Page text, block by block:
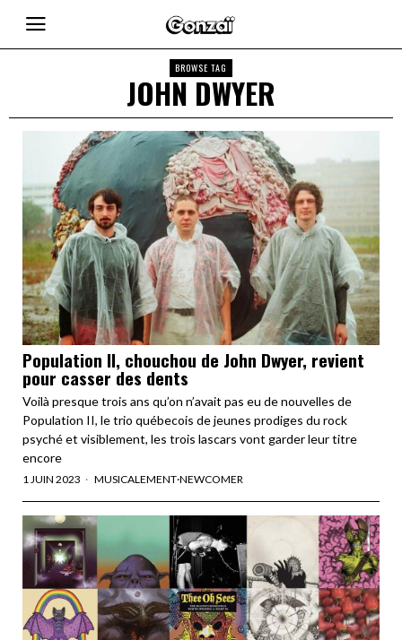
BROWSE TAG
JOHN DWYER
Population II, chouchou de John Dwyer, revient
pour casser des dents
Voilà presque trois ans qu’on n’avait pas eu de nouvelles de
Population II, le trio québecois de jeunes prodiges du rock
psyché et visiblement, les trois lascars vont garder leur titre
encore
1 JUIN 2023 MUSICALEMENT·NEWCOMER